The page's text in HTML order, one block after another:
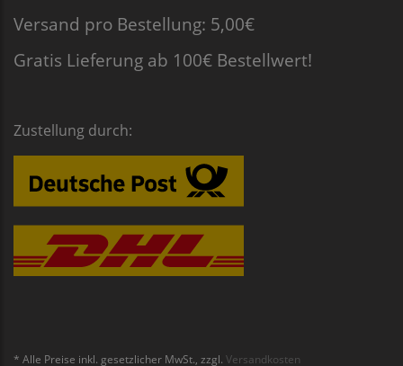
Versand pro Bestellung: 5,00€
Gratis Lieferung ab 100€ Bestellwert!
Zustellung durch:
* Alle Preise inkl. gesetzlicher MwSt., zzgl. Versandkosten